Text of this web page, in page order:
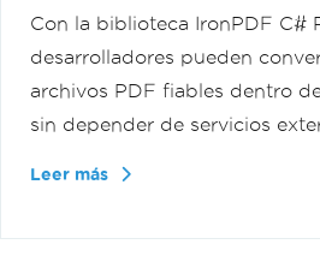
Con la biblioteca IronPDF C#
desarrolladores pueden
archivos PDF fiables dentro
sin depender de servicios
Leer más